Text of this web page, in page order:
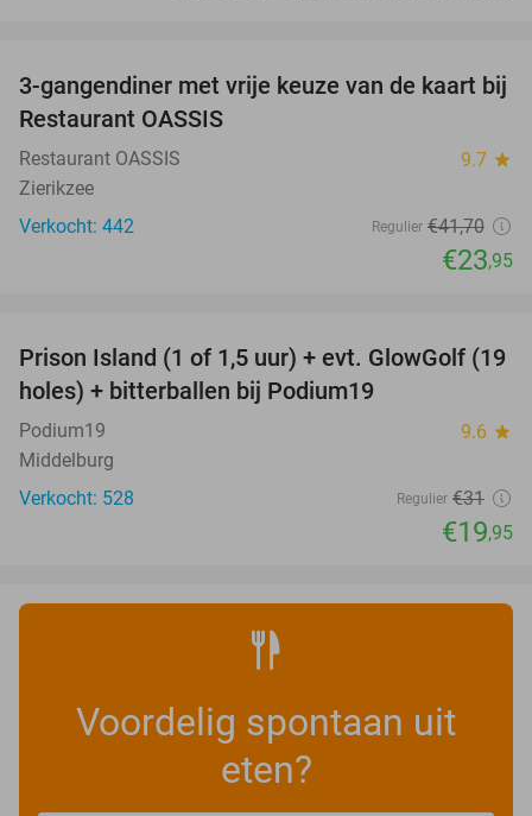
43%
3-gangendiner met vrije keuze van de kaart bij
Restaurant OASSIS
Restaurant OASSIS 9.7 star
Zierikzee
Verkocht: 442
Regulier €41,70
€23,95
36%
Prison Island (1 of 1,5 uur) + evt. GlowGolf (19
holes) + bitterballen bij Podium19
Podium19 9.6 star
Middelburg
Verkocht: 528
Regulier €31
€19,95
Voordelig spontaan uit
eten?